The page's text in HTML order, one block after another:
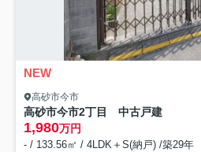
NEW
高砂市今市
高砂市今市2丁目 中古戸建
1,980万円
- / 133.56㎡ / 4LDK＋S(納戸) /築29年